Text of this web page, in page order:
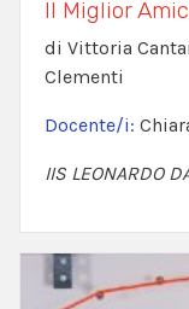
Il Miglior
di Vittoria
Clementi
Docente/i:
IIS LEONARDO